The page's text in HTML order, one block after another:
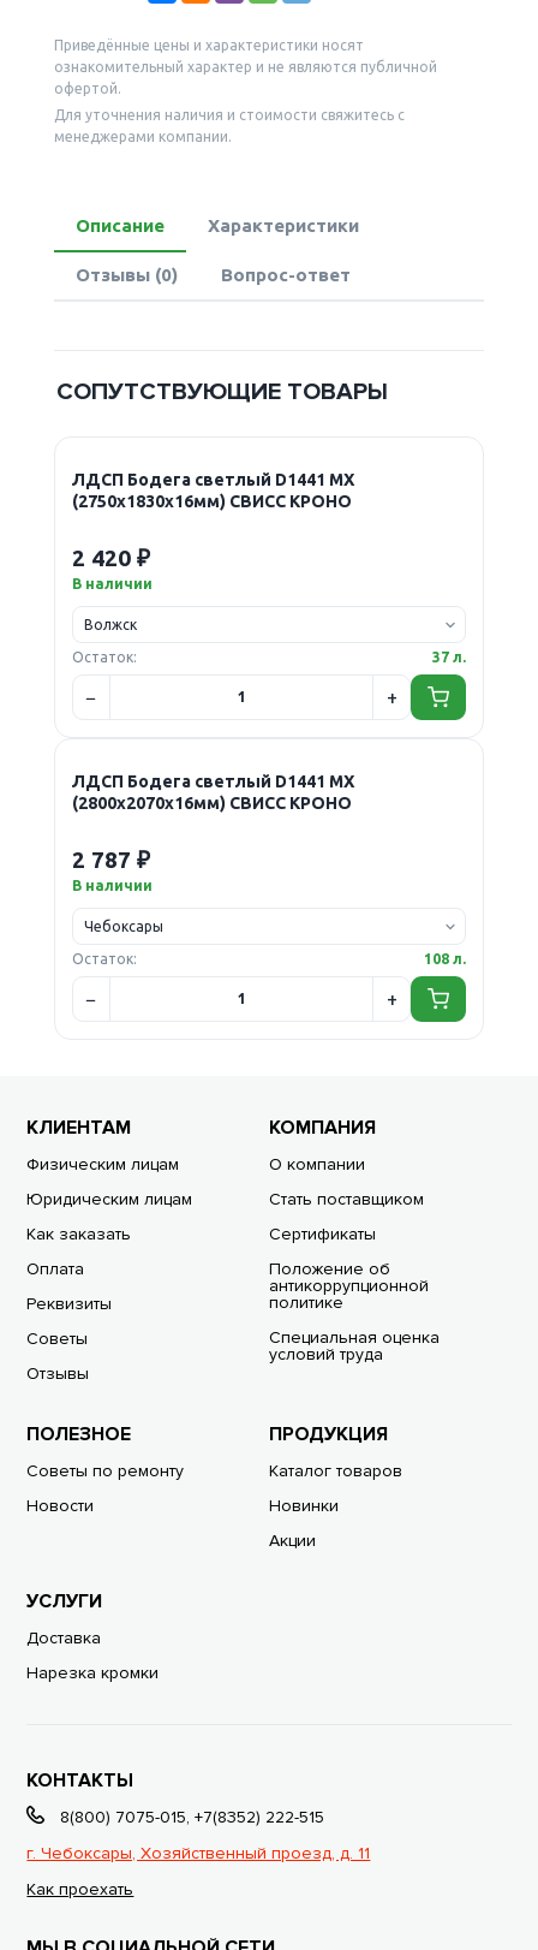
Приведённые цены и характеристики носят
ознакомительный характер и не являются публичной
офертой.
Для уточнения наличия и стоимости свяжитесь с
менеджерами компании.
Описание Характеристики
Отзывы (0) Вопрос-ответ
СОПУТСТВУЮЩИЕ ТОВАРЫ
ЛДСП Бодега светлый D1441 MX
(2750х1830х16мм) СВИСС КРОНО
2 420 ₽
В наличии
Остаток: 37 л.
ЛДСП Бодега светлый D1441 MX
(2800х2070х16мм) СВИСС КРОНО
2 787 ₽
В наличии
Остаток: 108 л.
КЛИЕНТАМ
Физическим лицам
Юридическим лицам
Как заказать
Оплата
Реквизиты
Советы
Отзывы
КОМПАНИЯ
О компании
Стать поставщиком
Сертификаты
Положение об
антикоррупционной
политике
Специальная оценка
условий труда
ПОЛЕЗНОЕ
Советы по ремонту
Новости
ПРОДУКЦИЯ
Каталог товаров
Новинки
Акции
УСЛУГИ
Доставка
Нарезка кромки
КОНТАКТЫ
8(800) 7075-015,+7(8352) 222-515
г. Чебоксары, Хозяйственный проезд, д. 11
Как проехать